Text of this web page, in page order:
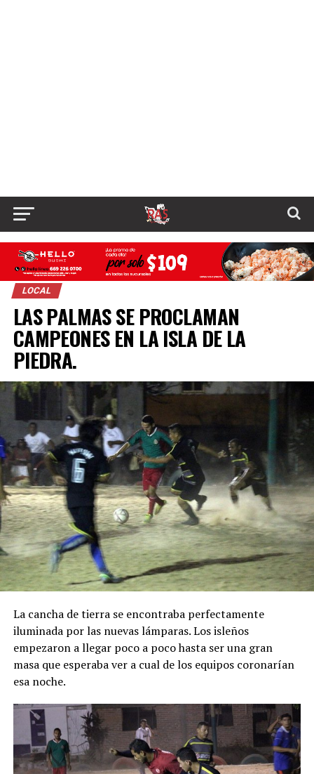
LOCAL
LAS PALMAS SE PROCLAMAN
CAMPEONES EN LA ISLA DE LA
PIEDRA.
La cancha de tierra se encontraba perfectamente
iluminada por las nuevas lámparas. Los isleños
empezaron a llegar poco a poco hasta ser una gran
masa que esperaba ver a cual de los equipos coronarían
esa noche.